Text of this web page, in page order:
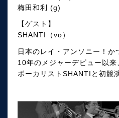
梅田和利 (g)
【ゲスト】
SHANTI（vo）
日本のレイ・アンソニー！
10年のメジャーデビュー以
ボーカリストSHANTIと初競